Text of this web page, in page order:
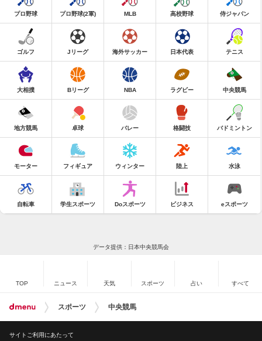
プロ野球 プロ野球(2軍) MLB 高校野球 侍ジャパン
ゴルフ Jリーグ 海外サッカー 日本代表 テニス
大相撲 Bリーグ NBA ラグビー 中央競馬
地方競馬 卓球 バレー 格闘技 バドミントン
モーター フィギュア ウィンター 陸上 水泳
自転車 学生スポーツ Doスポーツ ビジネス eスポーツ
データ提供：日本中央競馬会
TOP ニュース 天気 スポーツ 占い すべて
スポーツ 中央競馬
サイトご利用にあたって